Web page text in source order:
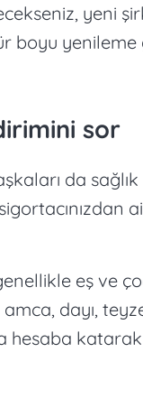
yeni
boyu yenileme
sor
da sağlık
eş ve
amca, dayı,
hesaba